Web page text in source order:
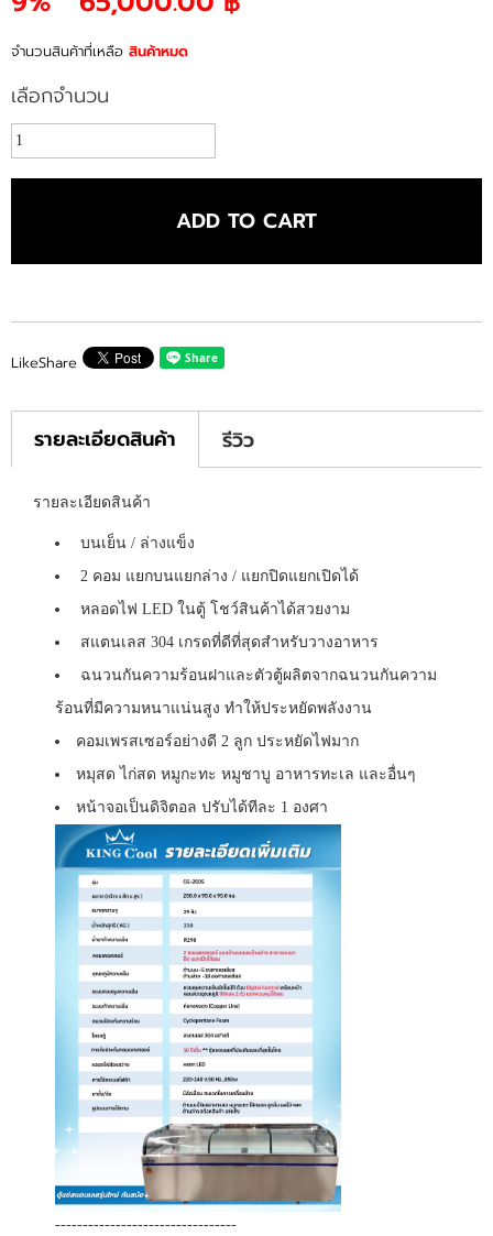
จำนวนสินค้าที่เหลือ สินค้าหมด
เลือกจำนวน
ADD TO CART
LikeShare
รายละเอียดสินค้า รีวิว
รายละเอียดสินค้า
บนเย็น / ล่างแข็ง
2 คอม แยกบนแยกล่าง / แยกปิดแยกเปิดได้
หลอดไฟ LED ในตู้ โชว์สินค้าได้สวยงาม
สแตนเลส 304 เกรดที่ดีที่สุดสำหรับวางอาหาร
ฉนวนกันความร้อนฝาและตัวตู้ผลิตจากฉนวนกันความ
ร้อนที่มีความหนาแน่นสูง ทำให้ประหยัดพลังงาน
คอมเพรสเซอร์อย่างดี 2 ลูก ประหยัดไฟมาก
หมุสด ไก่สด หมูกะทะ หมูชาบู อาหารทะเล และอื่นๆ
หน้าจอเป็นดิจิตอล ปรับได้ทีละ 1 องศา
---------------------------------